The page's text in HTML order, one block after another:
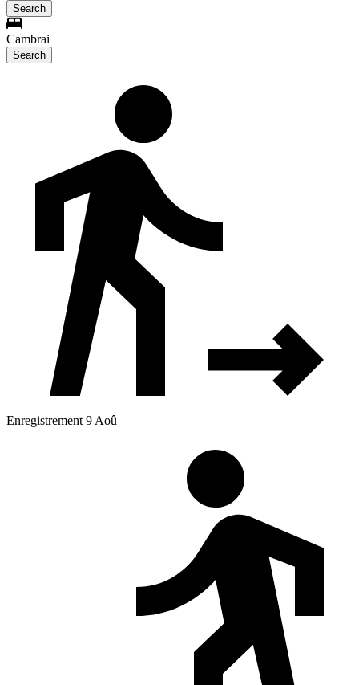
Search
Cambrai
Search
Enregistrement 9 Aoû